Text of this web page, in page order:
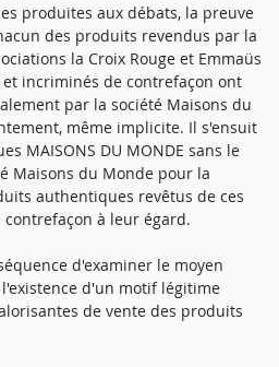
produites aux débats, la preuve
des produits revendus par la
la Croix Rouge et Emmaüs
et incriminés de contrefaçon ont
par la société Maisons du
même implicite. Il s'ensuit
MAISONS DU MONDE sans le
Maisons du Monde pour la
authentiques revêtus de ces
à leur égard.
d'examiner le moyen
d'un motif légitime
de vente des produits